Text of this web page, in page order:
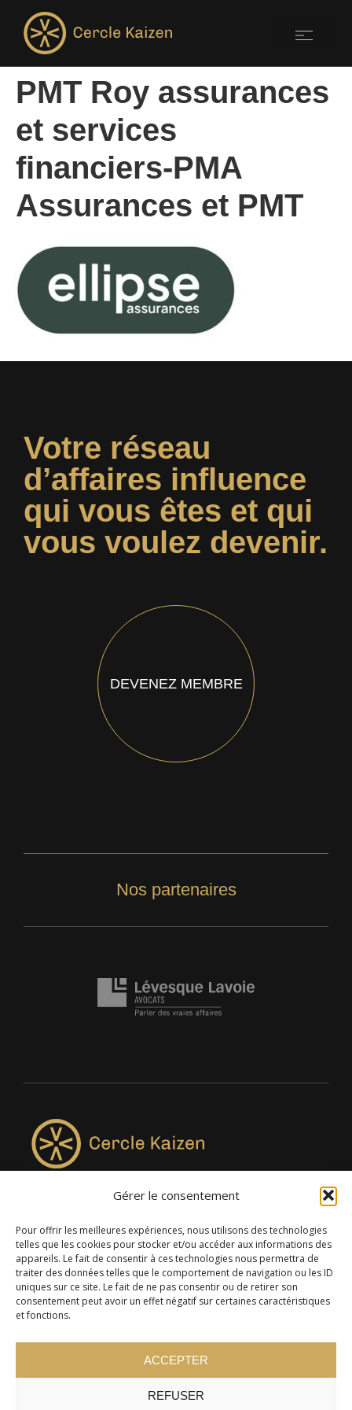
Gérer le consentement
Pour offrir les meilleures expériences, nous utilisons des technologies
telles que les cookies pour stocker et/ou accéder aux informations des
appareils. Le fait de consentir à ces technologies nous permettra de
traiter des données telles que le comportement de navigation ou les ID
uniques sur ce site. Le fait de ne pas consentir ou de retirer son
consentement peut avoir un effet négatif sur certaines caractéristiques
et fonctions.
ACCEPTER
REFUSER
PMT Roy assurances
et services
financiers-PMA
Assurances et PMT
Votre réseau
d’affaires influence
qui vous êtes et qui
vous voulez devenir.
DEVENEZ MEMBRE
Nos partenaires
4957, rue Lionel-Groulx, bureau 819, Saint-Augustin-de-
Desmaures QC G3A 0M7
© 2024 Cercle Kaizen. Tous droits réservés -